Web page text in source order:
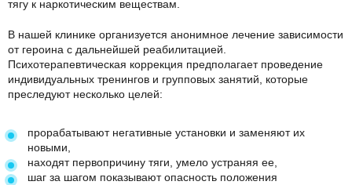
тягу к наркотическим веществам.
В нашей клинике организуется анонимное лечение зависимости
от героина с дальнейшей реабилитацией.
Психотерапевтическая коррекция предполагает проведение
индивидуальных тренингов и групповых занятий, которые
преследуют несколько целей:
прорабатывают негативные установки и заменяют их
новыми,
находят первопричину тяги, умело устраняя ее,
шаг за шагом показывают опасность положения